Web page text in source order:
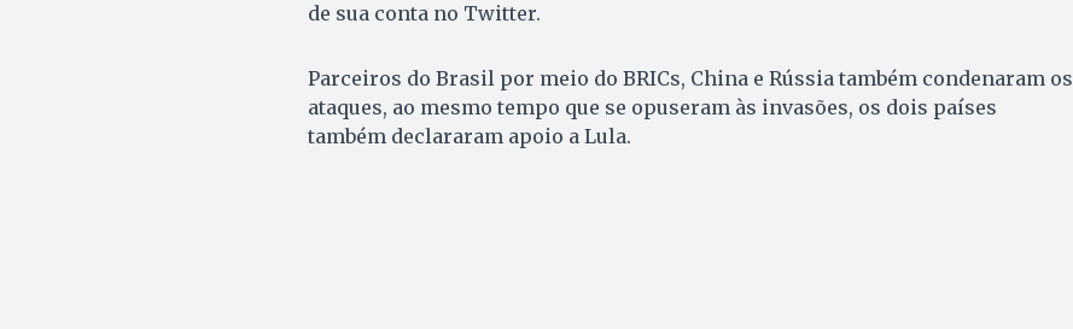
de sua conta no Twitter.
Parceiros do Brasil por meio do BRICs, China e Rússia também condenaram os
ataques, ao mesmo tempo que se opuseram às invasões, os dois países
também declararam apoio a Lula.